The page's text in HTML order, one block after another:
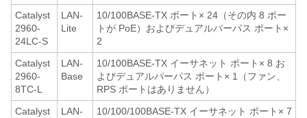
Catalyst
2960-
24LC-S
LAN-
Lite
10/100BASE-TX ポート× 24（その内 8 ポー
トが PoE）およびデュアルパーパス ポート×
2
Catalyst
2960-
8TC-L
LAN-
Base
10/100BASE-TX イーサネット ポート× 8 お
よびデュアルパーパス ポート× 1（ファン、
RPS ポートはありません）
Catalyst
LAN-
10/100/100BASE-TX イーサネット ポート× 7